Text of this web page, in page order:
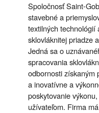
Spoločnosť Saint-
stavebné a
textilných technológií
sklovláknitej priadze
Jedná sa o
spracovania
odbornosti získaným
a inovatívne a
poskytovanie
užívateľom. Firma